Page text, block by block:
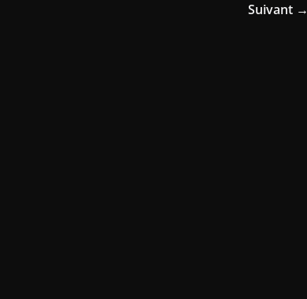
Suivant →